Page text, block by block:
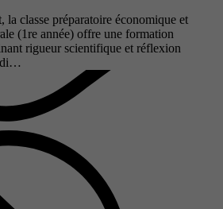
classe préparatoire économique et
(1re année) offre une formation
rigueur scientifique et réflexion